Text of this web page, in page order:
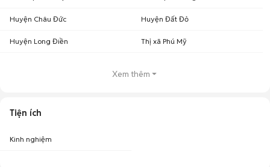
Huyện Châu Đức Huyện Đất Đỏ
Huyện Long Điền Thị xã Phú Mỹ
Xem thêm
Tiện ích
Kinh nghiệm